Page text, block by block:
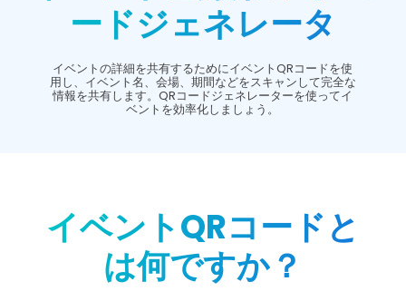
ードジェネレータ
イベントの詳細を共有するためにイベントQRコードを使
用し、イベント名、会場、期間などをスキャンして完全な
情報を共有します。QRコードジェネレーターを使ってイ
ベントを効率化しましょう。
イベントQRコードと
は何ですか？